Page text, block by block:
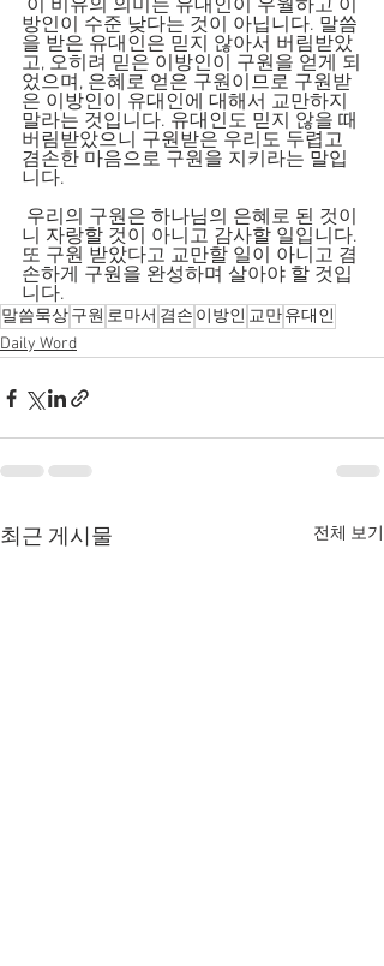
방인이 수준 낮다는 것이 아닙니다. 말씀
을 받은 유대인은 믿지 않아서 버림받았
고, 오히려 믿은 이방인이 구원을 얻게 되
었으며, 은혜로 얻은 구원이므로 구원받
은 이방인이 유대인에 대해서 교만하지
말라는 것입니다. 유대인도 믿지 않을 때
버림받았으니 구원받은 우리도 두렵고
겸손한 마음으로 구원을 지키라는 말입
니다.
니 자랑할 것이 아니고 감사할 일입니다.
또 구원 받았다고 교만할 일이 아니고 겸
손하게 구원을 완성하며 살아야 할 것입
니다.
말씀묵상구원 로마서 겸손 이방인 교만유대인
Daily Word
최근 게시물 전체 보기